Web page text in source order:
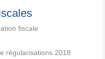
fiscale
régularisations 2018